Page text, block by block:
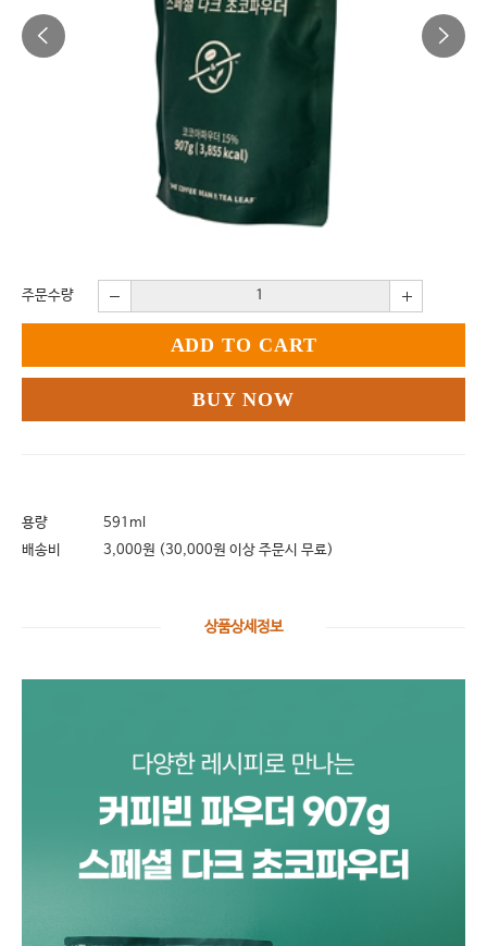
주문수량
ADD TO CART
BUY NOW
용량
591ml
배송비
3,000원 (30,000원 이상 주문시 무료)
상품상세정보